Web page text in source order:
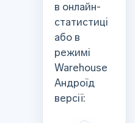
в онлайн-
статистиці
або в
режимі
Warehouse
Андроїд
версії: